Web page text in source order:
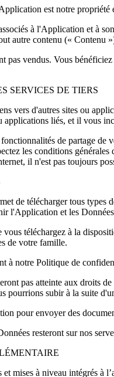
est notre propriété
à l'Application et à
autre contenu (« Contenu
vendus. Vous
SERVICES DE TIERS
vers d'autres sites ou
applications liés, et il vous
de partage de
les conditions
il n'est pas toujours
de télécharger tous types
l'Application et les
vous téléchargez à la
de votre famille.
à notre Politique de
pas atteinte aux droits
pourrions subir à la suite
pour envoyer des
resteront sur nos
mises à niveau intégrés à